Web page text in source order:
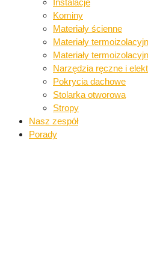
Kominy
Materiały ścienne​
Materiały
Materiały
Narzędzia ręczne i
Pokrycia dachowe​​
Stolarka otworowa
Stropy
Nasz zespół
Porady